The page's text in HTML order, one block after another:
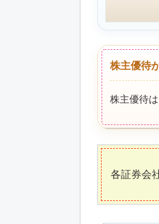
株主優待
株主優待
各証券会